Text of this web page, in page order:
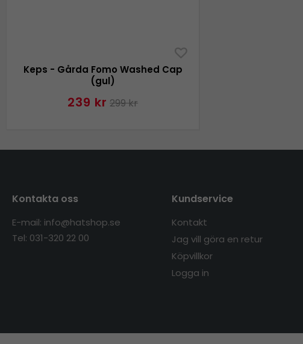
Keps - Gårda Fomo Washed Cap
(gul)
239 kr 299 kr
Kontakta oss
E-mail: info@hatshop.se
Tel: 031-320 22 00
Kundservice
Kontakt
Jag vill göra en retur
Köpvillkor
Logga in